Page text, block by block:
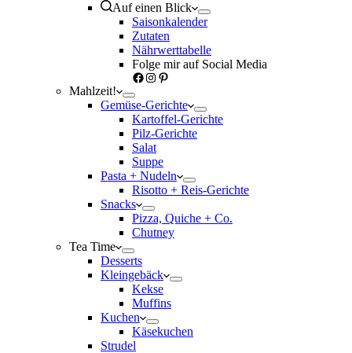
Auf einen Blick
Saisonkalender
Zutaten
Nährwerttabelle
Folge mir auf Social Media
Facebook
Instagram
Pinterest
Mahlzeit!
Gemüse-Gerichte
Kartoffel-Gerichte
Pilz-Gerichte
Salat
Suppe
Pasta + Nudeln
Risotto + Reis-Gerichte
Snacks
Pizza, Quiche + Co.
Chutney
Tea Time
Desserts
Kleingebäck
Kekse
Muffins
Kuchen
Käsekuchen
Strudel